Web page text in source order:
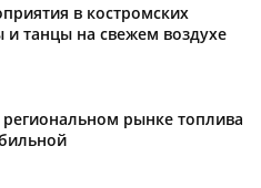
в костромских
и танцы на свежем воздухе
рынке топлива